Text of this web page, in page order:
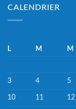
CALENDRIER
L M M
3 4 5
10 11 12